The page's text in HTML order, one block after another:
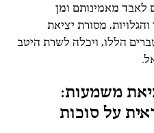
לאבד מאמינותם ומן
מסורת יציאת
הללו, ויכלה לשרת היטב
משמעות:
על סוכות